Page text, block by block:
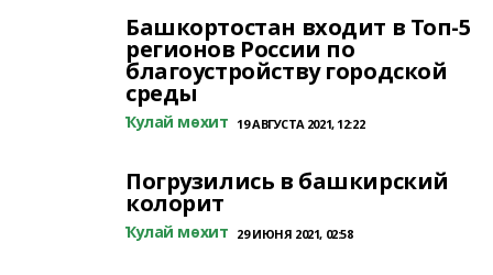
Башкортостан входит в Топ-5
регионов России по
благоустройству городской
среды
Ҡулай мөхит 19 АВГУСТА 2021, 12:22
Погрузились в башкирский
колорит
Ҡулай мөхит 29 ИЮНЯ 2021, 02:58